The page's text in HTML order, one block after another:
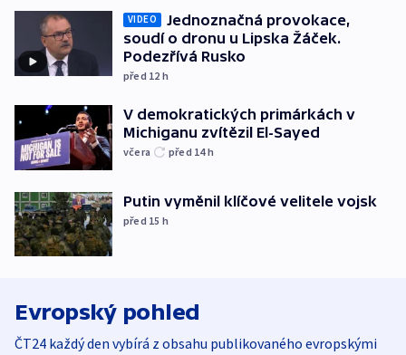
VIDEO
Jednoznačná provokace,
soudí o dronu u Lipska Žáček.
Podezřívá Rusko
před 12 h
V demokratických primárkách v
Michiganu zvítězil El-Sayed
včera před 14h
Putin vyměnil klíčové velitele vojsk
před 15 h
Evropský pohled
ČT24 každý den vybírá z obsahu publikovaného evropskými